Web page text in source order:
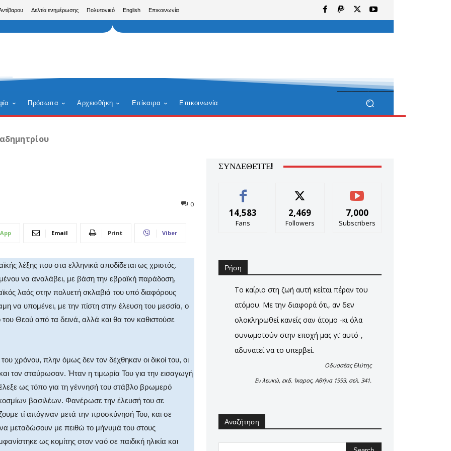
Δελτία ενημέρωσης Πολυτονικό English Επικοινωνία
Πρόσωπα Αρχειοθήκη Επίκαιρα Επικοινωνία
0
Email Print Viber
λέξης που στα ελληνικά αποδίδεται ως χριστός.
να αναλάβει, με βάση την εβραϊκή παράδοση,
λαός στην πολυετή σκλαβιά του υπό διαφόρους
να υπομένει, με την πίστη στην έλευση του μεσσία, ο
Θεού από τα δεινά, αλλά και θα τον καθιστούσε
χρόνου, πλην όμως δεν τον δέχθηκαν οι δικοί του, οι
τον σταύρωσαν. Ήταν η τιμωρία Του για την εισαγωγή
ως τόπο για τη γέννησή του στάβλο βρωμερό
βασιλέων. Φανέρωσε την έλευσή του σε
τί απόγιναν μετά την προσκύνησή Του, και σε
μεταδώσουν με πειθώ το μήνυμά του στους
ως κομίτης στον ναό σε παιδική ηλικία και
ΣΥΝΔΕΘΕΊΤΕ!
14,583
Fans
2,469
Followers
7,000
Subscribers
Ρήση
Το καίριο στη ζωή αυτή κείται πέραν του
ατόμου. Με την διαφορά ότι, αν δεν
ολοκληρωθεί κανείς σαν άτομο -κι όλα
συνωμοτούν στην εποχή μας γι’ αυτό-,
αδυνατεί να το υπερβεί.
Οδυσσέας Ελύτης
Εν λευκώ, εκδ. Ίκαρος, Αθήνα 1993, σελ. 341.
Αναζήτηση